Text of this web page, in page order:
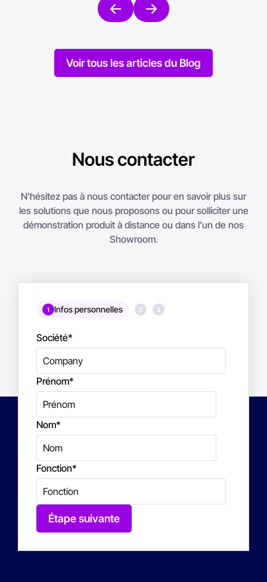
Voir tous les articles du Blog
Nous contacter
N'hésitez pas à nous contacter pour en savoir plus sur
les solutions que nous proposons ou pour solliciter une
démonstration produit à distance ou dans l'un de nos
Showroom.
1 Infos personnelles 2 3
Société*
Prénom*
Nom*
Fonction*
Étape suivante